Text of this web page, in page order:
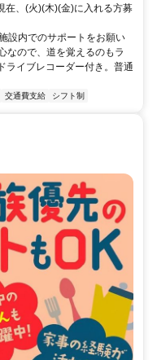
、(火)(木)(金)に入れる方募
設内でのサポートをお願い
なので、道を覚えるのもラ
ライブレコーダー付き。普通
交通費支給 シフト制